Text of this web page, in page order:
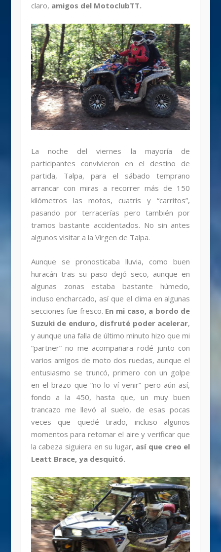
claro, amigos del MotoclubTT.
La noche del viernes la mayoría de
participantes convivieron en el destino de
partida, Talpa, para el sábado temprano
arrancar con miras a recorrer más de 150
kilómetros las motos, cuatris y “carritos”,
pasando por terracerías pero también por
tramos bastante accidentados. No sin antes
algunos visitar a la Virgen de Talpa.
Aunque se pronosticaba lluvia, como buen
huracán tras su paso dejó seco, aunque en
algunas zonas estaba bastante húmedo,
incluso encharcado, así que el clima en algunas
secciones fue fresco. En mi caso, a bordo de
Suzuki de enduro, disfruté poder acelerar,
y aunque una falla de último minuto hizo que mi
“partner” no me acompañara rodé junto con
varios amigos de moto dos ruedas, aunque el
entusiasmo se truncó, primero con un golpe
en el brazo que “no lo ví venir” pero aún así,
fondo a la 450, hasta que, un muy buen
trancazo me llevó al suelo, de esas pocas
veces que quedé tirado, incluso algunos
momentos para retomar el aire y verificar que
la cabeza siguiera en su lugar, así que creo el
Leatt Brace, ya desquitó.